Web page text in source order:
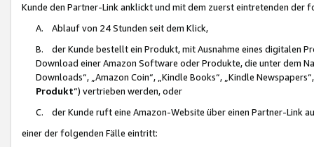
Kunde den Partner-Link anklickt und mit dem zuerst eintretenden der
A. Ablauf von 24 Stunden seit dem Klick,
B. der Kunde bestellt ein Produkt, mit Ausnahme eines digitalen
Download einer Amazon Software oder Produkte, die unter dem
Downloads“, „Amazon Coin“, „Kindle Books“, „Kindle
Produkt“) vertrieben werden, oder
C. der Kunde ruft eine Amazon-Website über einen Partner-Link
einer der folgenden Fälle eintritt: